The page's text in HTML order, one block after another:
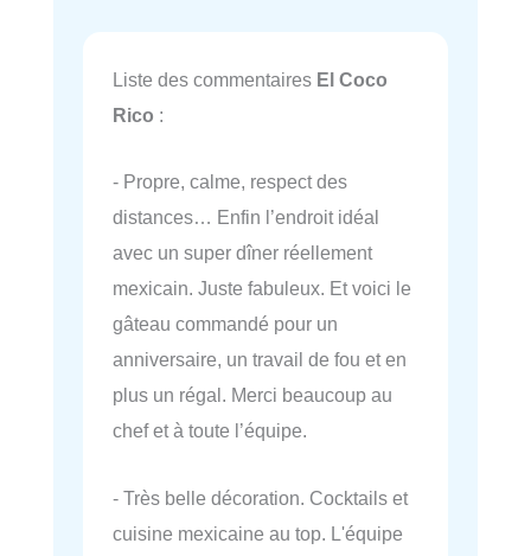
Liste des commentaires El Coco
Rico :
- Propre, calme, respect des
distances… Enfin l’endroit idéal
avec un super dîner réellement
mexicain. Juste fabuleux. Et voici le
gâteau commandé pour un
anniversaire, un travail de fou et en
plus un régal. Merci beaucoup au
chef et à toute l’équipe.
- Très belle décoration. Cocktails et
cuisine mexicaine au top. L'équipe